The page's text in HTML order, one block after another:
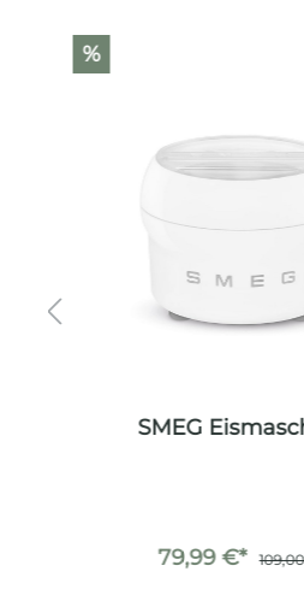
Produktgalerie
%
SMEG
79,99 €*